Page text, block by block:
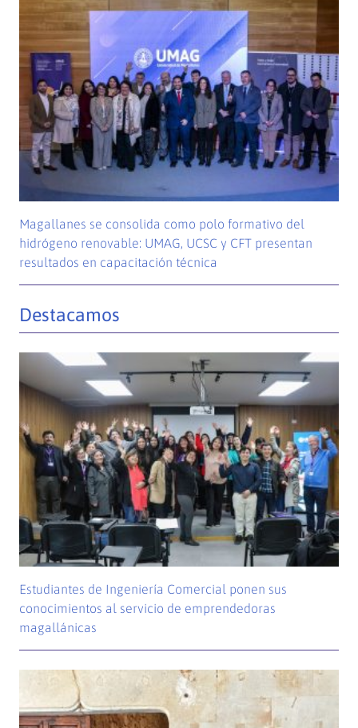
Magallanes se consolida como polo formativo del
hidrógeno renovable: UMAG, UCSC y CFT presentan
resultados en capacitación técnica
Destacamos
Estudiantes de Ingeniería Comercial ponen sus
conocimientos al servicio de emprendedoras
magallánicas